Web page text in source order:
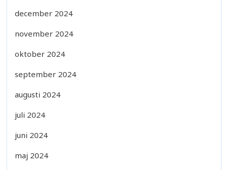
december 2024
november 2024
oktober 2024
september 2024
augusti 2024
juli 2024
juni 2024
maj 2024